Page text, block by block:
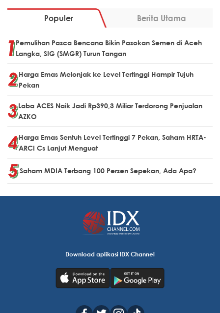
Populer Berita Utama
Pemulihan Pasca Bencana Bikin Pasokan Semen di Aceh
Langka, SIG (SMGR) Turun Tangan
Harga Emas Melonjak ke Level Tertinggi Hampir Tujuh
Pekan
Laba ACES Naik Jadi Rp390,3 Miliar Terdorong Penjualan
AZKO
Harga Emas Sentuh Level Tertinggi 7 Pekan, Saham HRTA-
ARCI Cs Lanjut Menguat
Saham MDIA Terbang 100 Persen Sepekan, Ada Apa?
Download aplikasi IDX Channel